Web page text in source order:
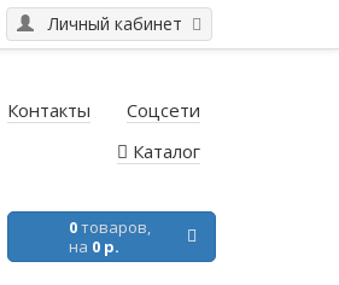
Личный кабинет
Контакты
Соцсети
Каталог
0товаров,
на 0 р.